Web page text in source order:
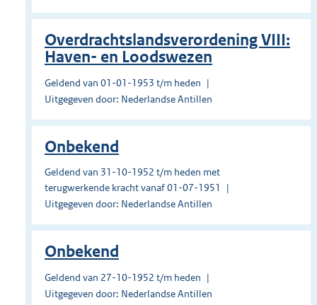
Overdrachtslandsverordening VIII:
Haven- en Loodswezen
Geldend van 01-01-1953 t/m heden
Uitgegeven door: Nederlandse Antillen
Onbekend
Geldend van 31-10-1952 t/m heden met
terugwerkende kracht vanaf 01-07-1951
Uitgegeven door: Nederlandse Antillen
Onbekend
Geldend van 27-10-1952 t/m heden
Uitgegeven door: Nederlandse Antillen